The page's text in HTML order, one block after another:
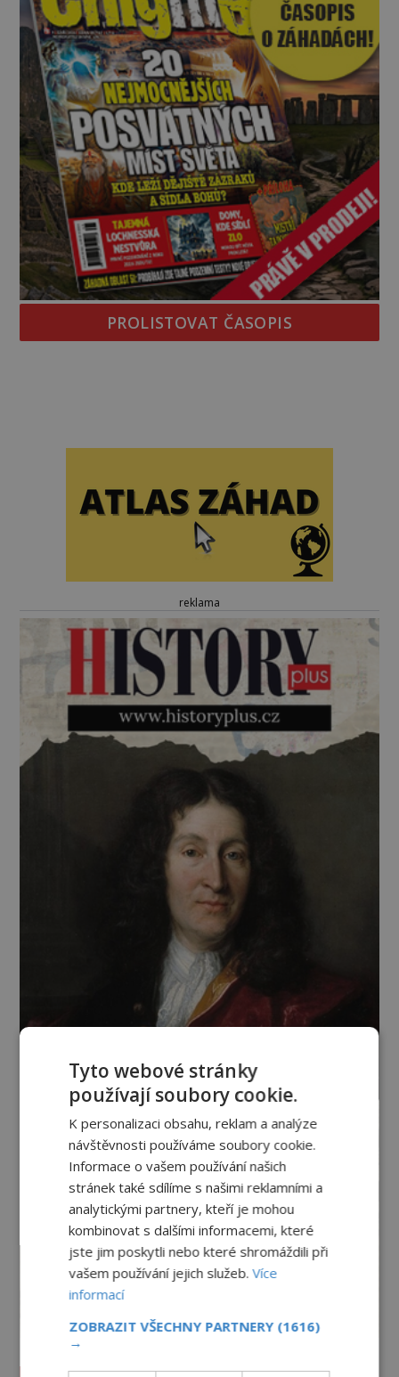
PROLISTOVAT ČASOPIS
reklama
Tyto webové stránky
používají soubory cookie.
K personalizaci obsahu, reklam a analýze
návštěvnosti používáme soubory cookie.
Informace o vašem používání našich
stránek také sdílíme s našimi reklamními a
analytickými partnery, kteří je mohou
kombinovat s dalšími informacemi, které
jste jim poskytli nebo které shromáždili při
vašem používání jejich služeb.Více
informací
ZOBRAZIT VŠECHNY PARTNERY (1616)
→